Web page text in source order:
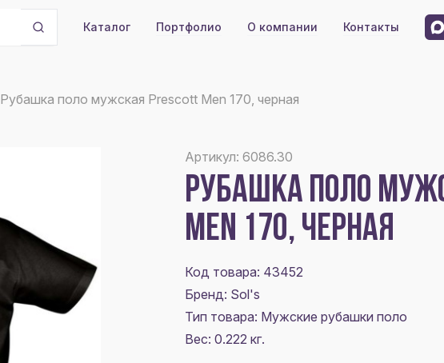
Каталог Портфолио О компании Контакты
Рубашка поло мужская Prescott Men 170, черная
Артикул: 6086.30
РУБАШКА ПОЛО
MEN 170, ЧЕРНАЯ
Код товара: 43452
Бренд: Sol's
Тип товара: Мужские рубашки поло
Вес: 0.222 кг.